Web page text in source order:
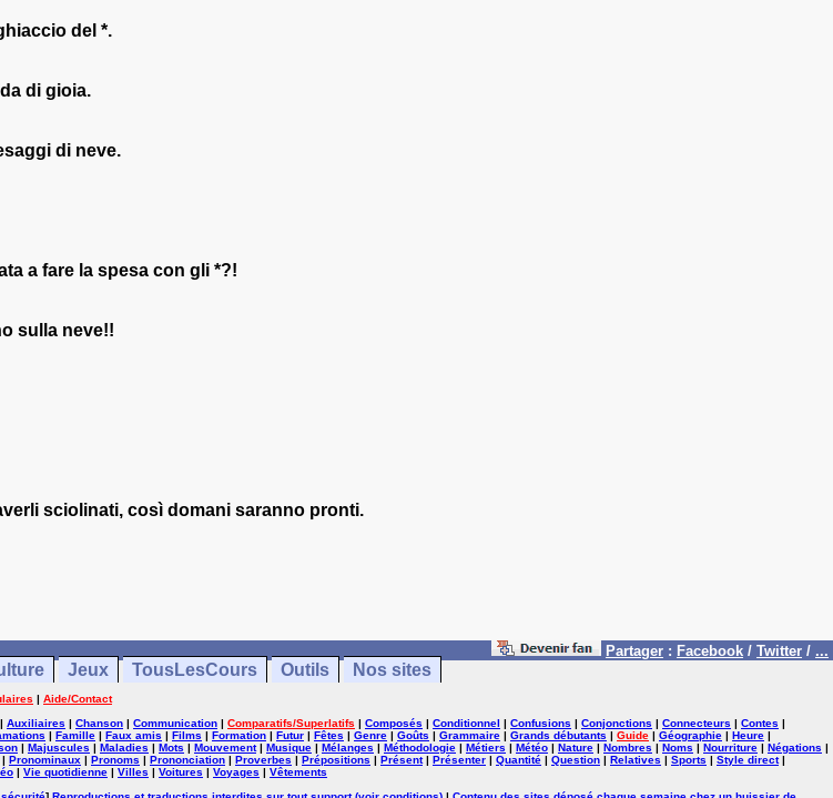
del *.
di gioia.
di neve.
a fare la spesa con gli *?!
sulla neve!!
sciolinati, così domani saranno pronti.
Partager : Facebook / Twitter / ...
Jeux TousLesCours Outils Nos sites
| Aide/Contact
| Auxiliaires | Chanson | Communication | Comparatifs/Superlatifs | Composés | Conditionnel | Confusions | Conjonctions | Connecteurs | Contes |
| Famille | Faux amis | Films | Formation | Futur | Fêtes | Genre | Goûts | Grammaire | Grands débutants | Guide | Géographie | Heure |
| Majuscules | Maladies | Mots | Mouvement| Musique | Mélanges | Méthodologie | Métiers | Météo | Nature | Nombres | Noms | Nourriture | Négations |
| Pronominaux | Pronoms | Prononciation | Proverbes | Prépositions | Présent| Présenter | Quantité | Question | Relatives | Sports | Style direct|
| Vie quotidienne | Villes | Voitures | Voyages | Vêtements